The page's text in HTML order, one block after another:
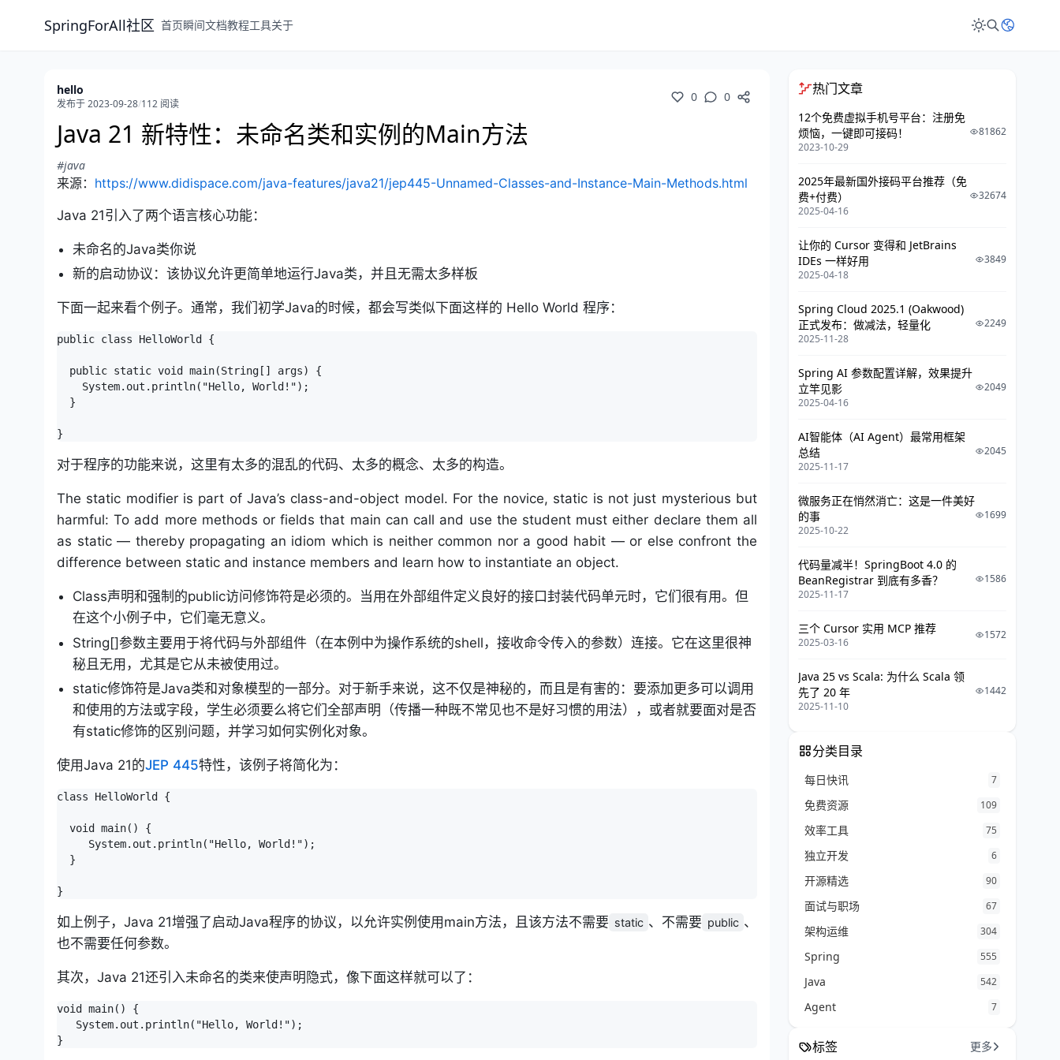
SpringForAll社区 首页瞬间文档教程工具关于
hello
发布于 2023-09-28/112 阅读 0 0
Java 21 新特性：未命名类和实例的Main方法
#java
来源： https://www.didispace.com/java-features/java21/jep445-Unnamed-Classes-and-Instance-Main-Methods.html
Java 21引入了两个语言核心功能：
未命名的Java类你说
新的启动协议：该协议允许更简单地运行Java类，并且无需太多样板
下面一起来看个例子。通常，我们初学Java的时候，都会写类似下面这样的 Hello World 程序：
public class HelloWorld {
  public static void main(String[] args) {
    System.out.println("Hello, World!");
  }
对于程序的功能来说，这里有太多的混乱的代码、太多的概念、太多的构造。
The static modifier is part of Java’s class-and-object model. For the novice, static is not just mysterious but
harmful: To add more methods or fields that main can call and use the student must either declare them all
as static — thereby propagating an idiom which is neither common nor a good habit — or else confront the
difference between static and instance members and learn how to instantiate an object.
Class声明和强制的public访问修饰符是必须的。当用在外部组件定义良好的接口封装代码单元时，它们很有用。但
在这个小例子中，它们毫无意义。
String[]参数主要用于将代码与外部组件（在本例中为操作系统的shell，接收命令传入的参数）连接。它在这里很神
秘且无用，尤其是它从未被使用过。
static修饰符是Java类和对象模型的一部分。对于新手来说，这不仅是神秘的，而且是有害的：要添加更多可以调用
和使用的方法或字段，学​​生必须要么将它们全部声明（传播一种既不常见也不是好习惯的用法），或者就要面对是否
有static修饰的区别问题，并学习如何实例化对象。
使用Java 21的JEP 445特性，该例子将简化为：
class HelloWorld {
  void main() {
     System.out.println("Hello, World!");
  }
如上例子，Java 21增强了启动Java程序的协议，以允许实例使用main方法，且该方法不需要 static 、不需要 public 、
也不需要任何参数。
其次，Java 21还引入未命名的类来使声明隐式，像下面这样就可以了：
void main() {
   System.out.println("Hello, World!");
热门文章
12个免费虚拟手机号平台：注册免
烦恼，一键即可接码！
2023-10-29
81862
2025年最新国外接码平台推荐（免
费+付费）
2025-04-16
32674
让你的 Cursor 变得和 JetBrains
IDEs 一样好用
2025-04-18
3849
Spring Cloud 2025.1 (Oakwood)
正式发布：做减法，轻量化
2025-11-28
2249
Spring AI 参数配置详解，效果提升
立竿见影
2025-04-16
2049
AI智能体（AI Agent）最常用框架
总结
2025-11-17
2045
微服务正在悄然消亡：这是一件美好
的事
2025-10-22
1699
代码量减半！SpringBoot 4.0 的
BeanRegistrar 到底有多香？
2025-11-17
1586
三个 Cursor 实用 MCP 推荐
2025-03-16
1572
Java 25 vs Scala: 为什么 Scala 领
先了 20 年
2025-11-10
1442
分类目录
每日快讯 7
免费资源 109
效率工具 75
独立开发 6
开源精选 90
面试与职场 67
架构运维 304
Spring 555
Java 542
Agent 7
标签 更多